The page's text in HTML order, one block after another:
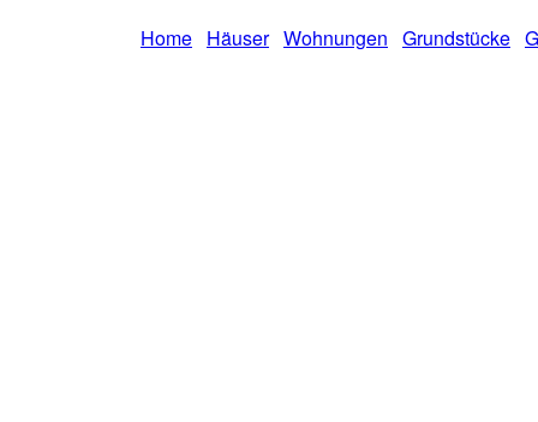
Home Häuser Wohnungen Grundstücke